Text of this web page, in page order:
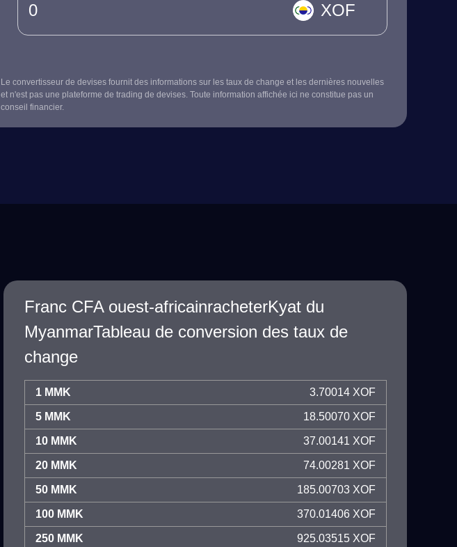
XOF
Le convertisseur de devises fournit des informations sur les taux de change et les dernières nouvelles
et n'est pas une plateforme de trading de devises. Toute information affichée ici ne constitue pas un
conseil financier.
Franc CFA ouest-africainracheterKyat du
MyanmarTableau de conversion des taux de
change
1 MMK 3.70014 XOF
5 MMK 18.50070 XOF
10 MMK 37.00141 XOF
20 MMK 74.00281 XOF
50 MMK 185.00703 XOF
100 MMK 370.01406 XOF
250 MMK 925.03515 XOF